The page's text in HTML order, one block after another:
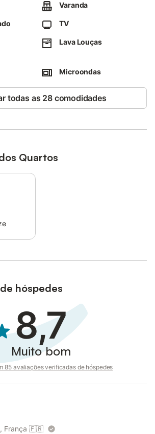
o ambiente agradável durante a
da proximidade à praia e de fácil
públicos para explorar a região. Eventos
propriedade.
construção nova em andamento em
por isso pode haver barulho durante o
Varanda
TV
Lava Louças
Microondas
todas as 28 comodidades
Quartos
hóspedes
8,7
Muito bom
85 avaliações verificadas de hóspedes
França 🇫🇷